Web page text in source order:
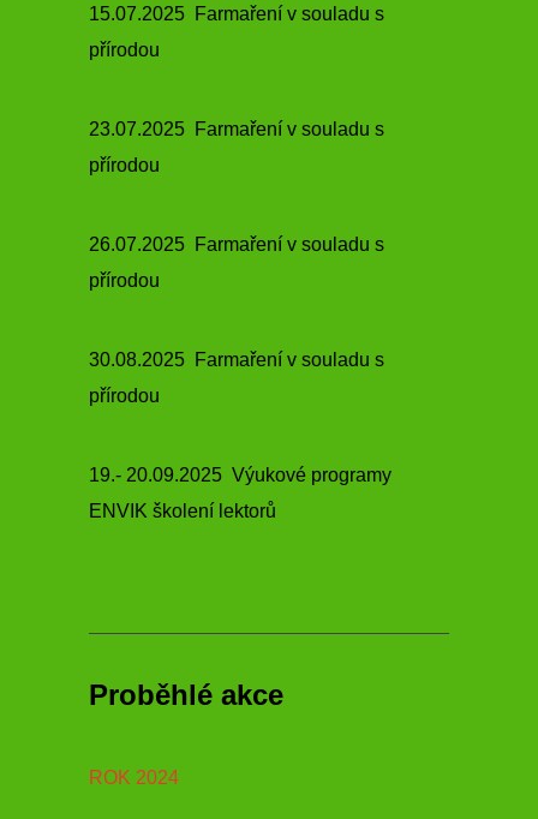
15.07.2025 Farmaření v souladu s
přírodou
23.07.2025 Farmaření v souladu s
přírodou
26.07.2025 Farmaření v souladu s
přírodou
30.08.2025 Farmaření v souladu s
přírodou
19.- 20.09.2025 Výukové programy
ENVIK školení lektorů
Proběhlé akce
ROK 2024